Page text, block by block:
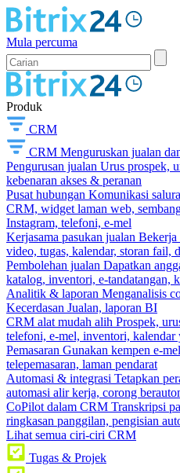
Mula percuma
Produk
CRM
CRM Menguruskan jualan
Pengurusan jualan Urus prospek,
kebenaran akses & peranan
Pusat hubungan Komunikasi
CRM, widget laman web,
Instagram, telefoni, e-mel
Kerjasama pasukan jualan Bekerja
video, tugas, kalendar, storan fail,
Pembolehan jualan Dapatkan
katalog, inventori, e-tandatangan,
Analitik & laporan Menganalisis
Kecerdasan Jualan, laporan BI
CRM alat mudah alih Prospek,
telefoni, e-mel, inventori, kalendar
Pemasaran Gunakan kempen e-
telepemasaran, laman pendarat
Automasi & integrasi Tetapkan
automasi alir kerja, corong
CoPilot dalam CRM Transkripsi
ringkasan panggilan, pengisian
Lihat semua ciri-ciri CRM
Tugas & Projek